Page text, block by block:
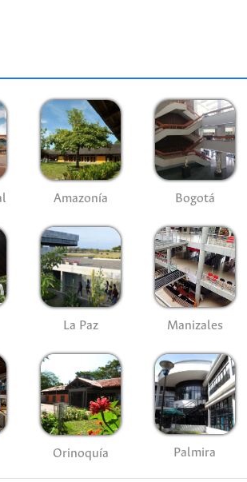
Amazonía Bogotá
La Paz Manizales
Orinoquía Palmira